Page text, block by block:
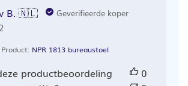
B. 🇳🇱
Geverifieerde koper
NPR 1813 bureaustoel
productbeoordeling
0